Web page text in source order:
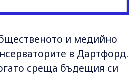
и медийно
в Дартфорд.
среща бъдещия си